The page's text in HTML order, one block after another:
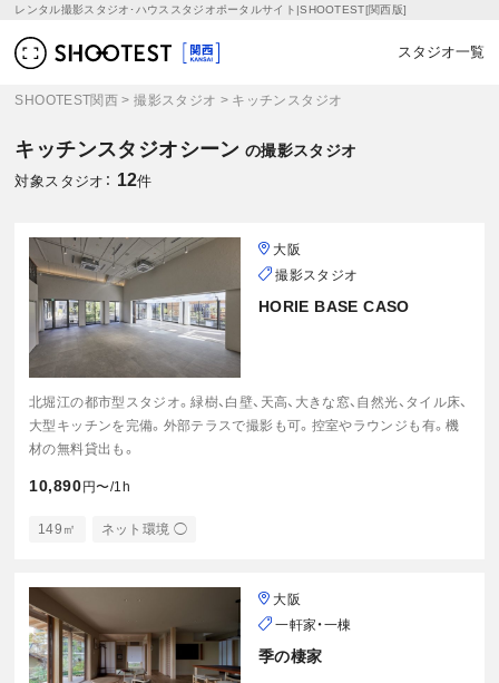
レンタル撮影スタジオ･ハウススタジオポータルサイト|SHOOTEST[関西版]
スタジオ一覧
SHOOTEST関西 >撮影スタジオ > キッチンスタジオ
キッチンスタジオシーン の撮影スタジオ
対象スタジオ： 12件
大阪
撮影スタジオ
HORIE BASE CASO
北堀江の都市型スタジオ。緑樹、白壁、天高、大きな窓、自然光、タイル床、
大型キッチンを完備。外部テラスで撮影も可。控室やラウンジも有。機
材の無料貸出も。
10,890 円〜/1h
149㎡ ネット環境 ◯
大阪
一軒家・一棟
季の棲家